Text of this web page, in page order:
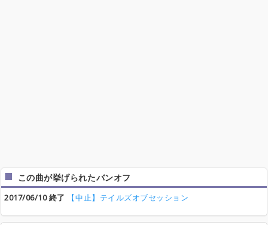
この曲が挙げられたバンオフ
2017/06/10 終了 【中止】テイルズオブセッション